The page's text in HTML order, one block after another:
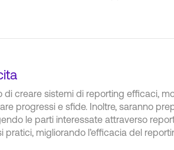
di creare sistemi di reporting efficaci,
progressi e sfide. Inoltre, saranno
le parti interessate attraverso
migliorando l’efficacia del